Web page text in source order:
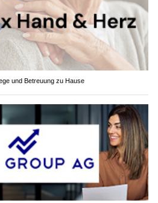
und Betreuung zu Hause